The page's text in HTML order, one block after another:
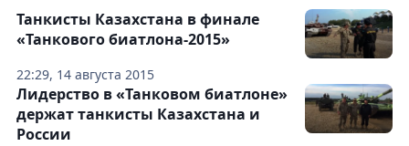
22:29, 14 августа 2015
Танкисты Казахстана в финале
«Танкового биатлона-2015»
Лидерство в «Танковом биатлоне»
держат танкисты Казахстана и
России